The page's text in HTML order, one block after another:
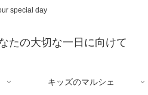
special day
たの大切な一日に向けて
キッズのマルシェ